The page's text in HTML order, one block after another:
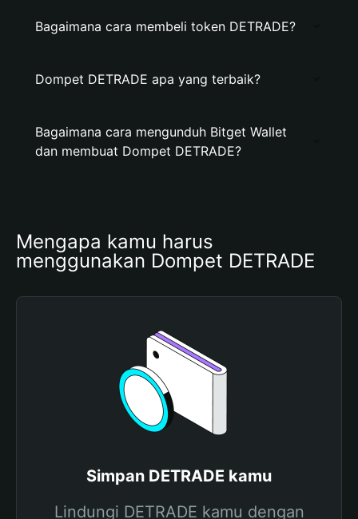
Bagaimana cara membeli token DETRADE?
Dompet DETRADE apa yang terbaik?
Bagaimana cara mengunduh Bitget Wallet
dan membuat Dompet DETRADE?
Mengapa kamu harus
menggunakan Dompet DETRADE
Simpan DETRADE kamu
Lindungi DETRADE kamu dengan